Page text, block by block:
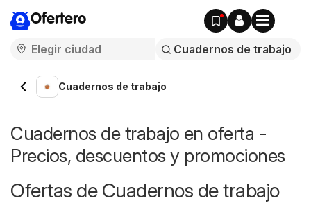
Ofertero
Cuadernos de trabajo
Cuadernos de trabajo en oferta -
Precios, descuentos y promociones
Ofertas de Cuadernos de trabajo